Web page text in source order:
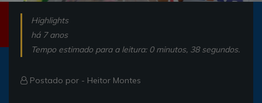
Highlights
há 7 anos
Tempo estimado para a leitura: 0 minutos, 38 segundos.
Postado por - Heitor Montes